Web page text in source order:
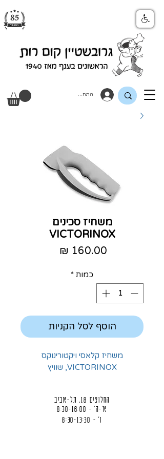
התחבר
משחיז סכינים
VICTORINOX
כמות *
הוסף לסל הקניות
משחיז קלאסי ויקטורינוקס
VICTORINOX, שוויץ
החלוצים 18, תל-אביב
א'-ה' - 8:30-16:00
ו' - 8:30-13:30